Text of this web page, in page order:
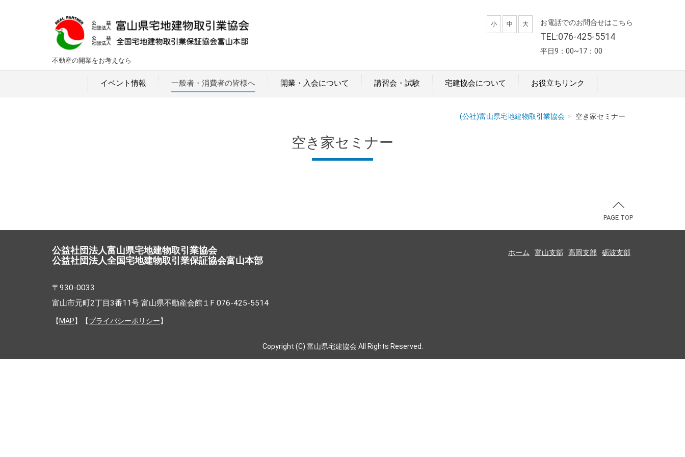
不動産の開業をお考えなら
お電話でのお問合せはこちら
TEL:076-425-5514
平日9：00~17：00
小 中 大
イベント情報 一般者・消費者の皆様へ 開業・入会について 講習会・試験 宅建協会について お役立ちリンク
(公社)富山県宅地建物取引業協会 空き家セミナー
空き家セミナー
PAGE TOP
公益社団法人富山県宅地建物取引業協会
公益社団法人全国宅地建物取引業保証協会富山本部
〒930-0033
富山市元町2丁目3番11号 富山県不動産会館１F 076-425-5514
【 MAP】【プライバシーポリシー】
ホーム 富山支部 高岡支部 砺波支部
Copyright (C) 富山県宅建協会 All Rights Reserved.